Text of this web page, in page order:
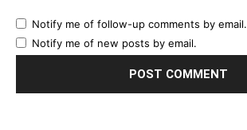
Notify me of follow-up comments by email.
Notify me of new posts by email.